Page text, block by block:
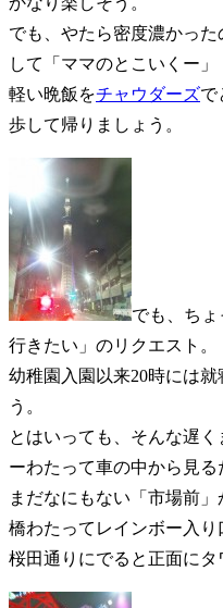
でも、やたら密度濃かっ
して「ママのとこいくー」
軽い晩飯をチャウダーズで
歩して帰りましょう。
でも、ち
行きたい」のリクエスト。
幼稚園入園以来20時には
う。
とはいっても、そんな遅
ーわたって車の中から見る
まだなにもない「市場前
橋わたってレインボー入り
桜田通りにでると正面にタ